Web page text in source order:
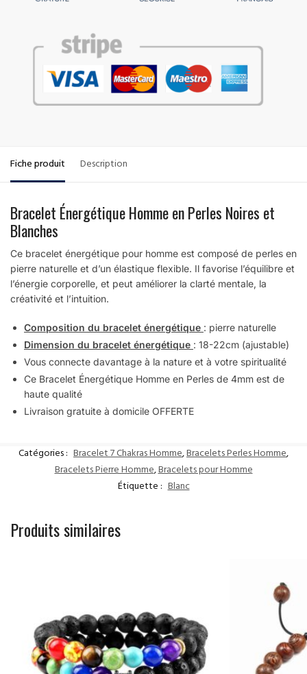
Fiche produit Description
Bracelet Énergétique Homme en Perles Noires et
Blanches
Ce bracelet énergétique pour homme est composé de perles en
pierre naturelle et d’un élastique flexible. Il favorise l’équilibre et
l’énergie corporelle, et peut améliorer la clarté mentale, la
créativité et l’intuition.
Composition du bracelet énergétique : pierre naturelle
Dimension du bracelet énergétique : 18-22cm (ajustable)
Vous connecte davantage à la nature et à votre spiritualité
Ce Bracelet Énergétique Homme en Perles de 4mm est de
haute qualité
Livraison gratuite à domicile OFFERTE
Catégories : Bracelet 7 Chakras Homme,Bracelets Perles Homme,
Bracelets Pierre Homme,Bracelets pour Homme
Étiquette : Blanc
Produits similaires